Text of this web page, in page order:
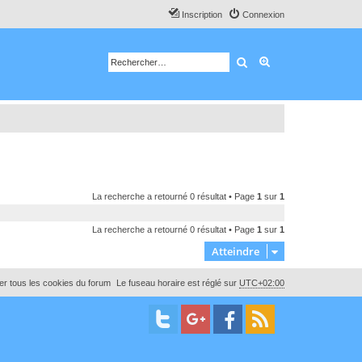
Connexion
Inscription
Rechercher
La recherche a retourné 0 résultat • Page 1 sur 1
La recherche a retourné 0 résultat • Page 1 sur 1
Atteindre
Le fuseau horaire est réglé sur UTC+02:00
tous les cookies du forum